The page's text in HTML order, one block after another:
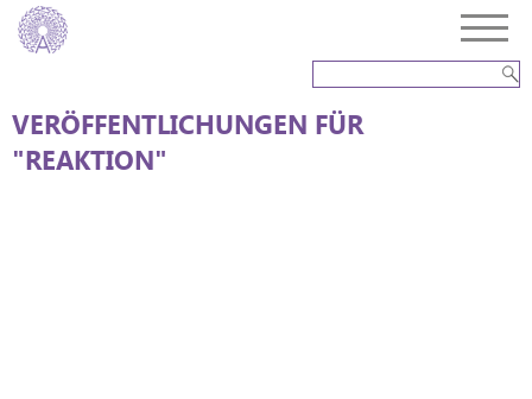
VERÖFFENTLICHUNGEN FÜR
"REAKTION"